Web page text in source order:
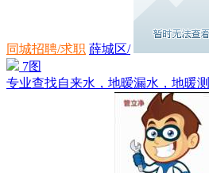
同城招聘/求职 薛城区/
7图
专业查找自来水，地暧漏水，地暖